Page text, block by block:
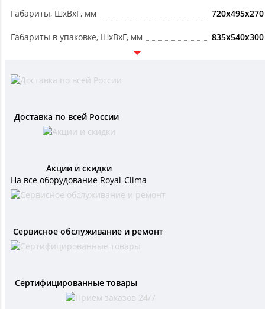
Габариты, ШxВxГ, мм 720x495x270
Габариты в упаковке, ШxВxГ, мм 835x540x300
Доставка по всей России
Акции и скидки
На все оборудование Royal-Clima
Сервисное обслуживание и ремонт
Сертифицированные товары